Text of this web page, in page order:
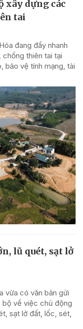
xây dựng các
tai
đang đẩy nhanh
thiên tai tại
bảo vệ tính mạng, tài
lũ quét, sạt lở
vừa có văn bản gửi
bộ về việc chủ động
sạt lở đất, lốc, sét,